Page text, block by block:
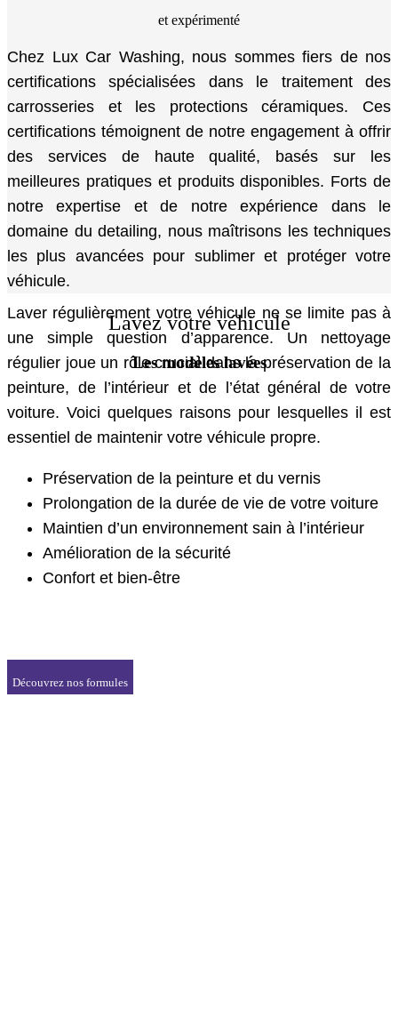
et expérimenté
Chez Lux Car Washing, nous sommes fiers de nos
certifications spécialisées dans le traitement des
carrosseries et les protections céramiques. Ces
certifications témoignent de notre engagement à offrir
des services de haute qualité, basés sur les
meilleures pratiques et produits disponibles. Forts de
notre expertise et de notre expérience dans le
domaine du detailing, nous maîtrisons les techniques
les plus avancées pour sublimer et protéger votre
véhicule.
Lavez votre véhicule
Les modèles lavées
Laver régulièrement votre véhicule ne se limite pas à
une simple question d’apparence. Un nettoyage
régulier joue un rôle crucial dans la préservation de la
peinture, de l’intérieur et de l’état général de votre
voiture. Voici quelques raisons pour lesquelles il est
essentiel de maintenir votre véhicule propre.
Préservation de la peinture et du vernis
Prolongation de la durée de vie de votre voiture
Maintien d’un environnement sain à l’intérieur
Amélioration de la sécurité
Confort et bien-être
Découvrez nos formules